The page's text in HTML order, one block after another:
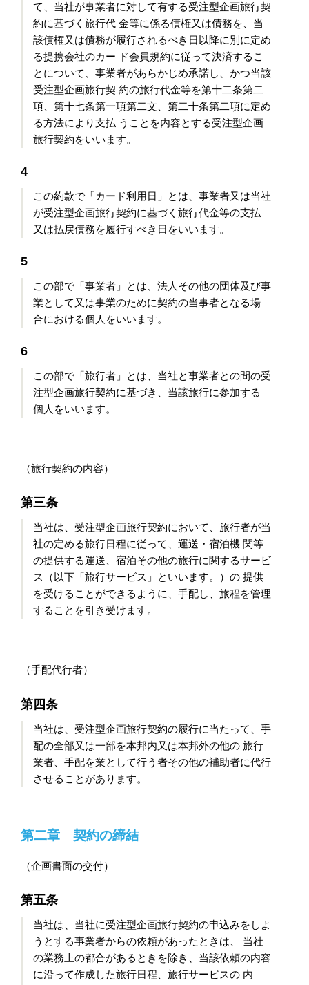
て、当社が事業者に対して有する受注型企画旅行契
約に基づく旅行代 金等に係る債権又は債務を、当
該債権又は債務が履行されるべき日以降に別に定め
る提携会社のカー ド会員規約に従って決済するこ
とについて、事業者があらかじめ承諾し、かつ当該
受注型企画旅行契 約の旅行代金等を第十二条第二
項、第十七条第一項第二文、第二十条第二項に定め
る方法により支払 うことを内容とする受注型企画
旅行契約をいいます。
4
この約款で「カード利用日」とは、事業者又は当社
が受注型企画旅行契約に基づく旅行代金等の支払
又は払戻債務を履行すべき日をいいます。
5
この部で「事業者」とは、法人その他の団体及び事
業として又は事業のために契約の当事者となる場
合における個人をいいます。
6
この部で「旅行者」とは、当社と事業者との間の受
注型企画旅行契約に基づき、当該旅行に参加する
個人をいいます。
（旅行契約の内容）
第三条
当社は、受注型企画旅行契約において、旅行者が当
社の定める旅行日程に従って、運送・宿泊機 関等
の提供する運送、宿泊その他の旅行に関するサービ
ス（以下「旅行サービス」といいます。）の 提供
を受けることができるように、手配し、旅程を管理
することを引き受けます。
（手配代行者）
第四条
当社は、受注型企画旅行契約の履行に当たって、手
配の全部又は一部を本邦内又は本邦外の他の 旅行
業者、手配を業として行う者その他の補助者に代行
させることがあります。
第二章 契約の締結
（企画書面の交付）
第五条
当社は、当社に受注型企画旅行契約の申込みをしよ
うとする事業者からの依頼があったときは、 当社
の業務上の都合があるときを除き、当該依頼の内容
に沿って作成した旅行日程、旅行サービスの 内